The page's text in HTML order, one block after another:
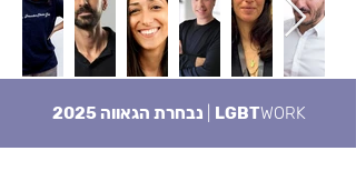
LGBTWORK